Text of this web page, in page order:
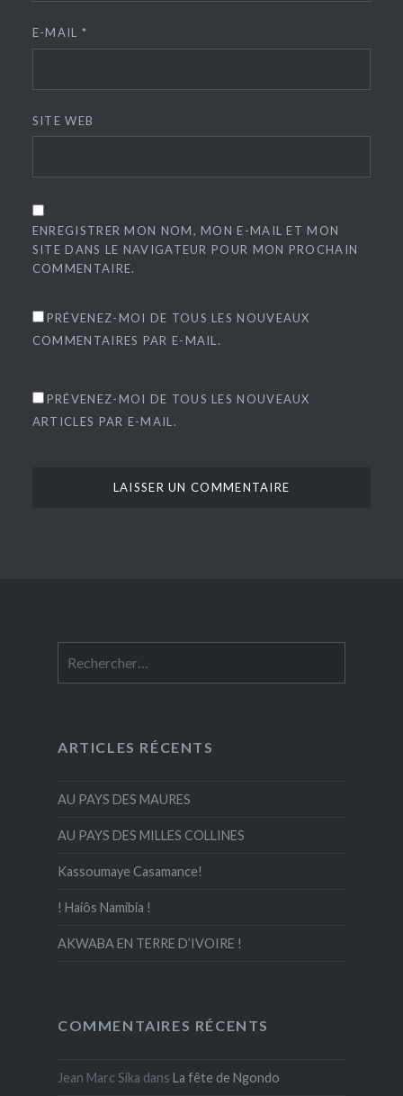
E-MAIL *
SITE WEB
ENREGISTRER MON NOM, MON E-MAIL ET MON
SITE DANS LE NAVIGATEUR POUR MON PROCHAIN
COMMENTAIRE.
PRÉVENEZ-MOI DE TOUS LES NOUVEAUX
COMMENTAIRES PAR E-MAIL.
PRÉVENEZ-MOI DE TOUS LES NOUVEAUX
ARTICLES PAR E-MAIL.
ARTICLES RÉCENTS
AU PAYS DES MAURES
AU PAYS DES MILLES COLLINES
Kassoumaye Casamance!
! Haiôs Namibia !
AKWABA EN TERRE D’IVOIRE !
COMMENTAIRES RÉCENTS
Jean Marc Sika dans La fête de Ngondo